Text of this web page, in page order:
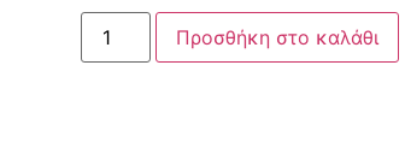
Προσθήκη στο καλάθι